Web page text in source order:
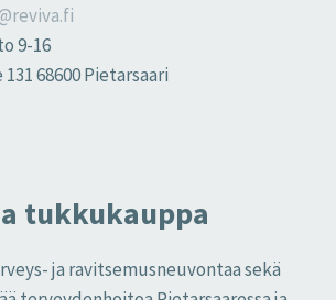
9-16
68600 Pietarsaari
tukkukauppa
ja ravitsemusneuvontaa sekä